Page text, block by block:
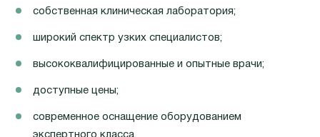
собственная клиническая лаборатория;
широкий спектр узких специалистов;
высококвалифицированные и опытные врачи;
доступные цены;
современное оснащение оборудованием
экспертного класса.